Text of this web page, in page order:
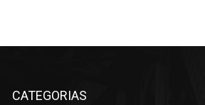
CATEGORIAS